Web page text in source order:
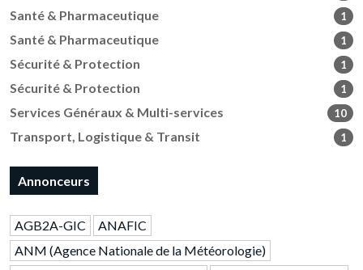
Santé & Pharmaceutique 1
Santé & Pharmaceutique 1
Sécurité & Protection 1
Sécurité & Protection 1
Services Généraux & Multi-services 10
Transport, Logistique & Transit 1
Annonceurs
AGB2A-GIC
ANAFIC
ANM (Agence Nationale de la Météorologie)